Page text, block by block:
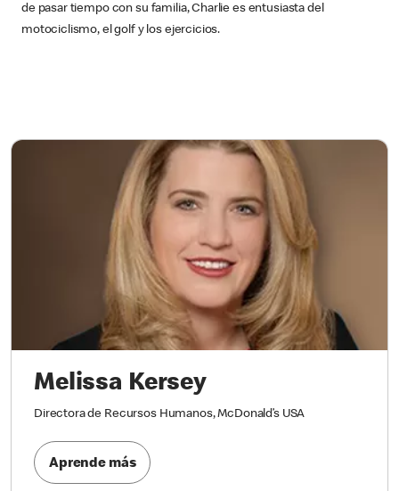
de pasar tiempo con su familia, Charlie es entusiasta del
motociclismo, el golf y los ejercicios.
Melissa Kersey
Directora de Recursos Humanos, McDonald’s USA
Aprende más